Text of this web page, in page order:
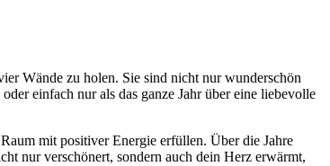
Wände zu holen.⁣ Sie sind nicht nur wunderschön
einfach nur als das ganze Jahr ⁣über eine liebevolle‍
mit positiver⁣ Energie erfüllen. Über die⁤ Jahre
nur verschönert, sondern auch dein Herz erwärmt,